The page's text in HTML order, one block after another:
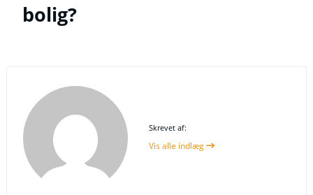
bolig?
Skrevet af:
Vis alle indlæg